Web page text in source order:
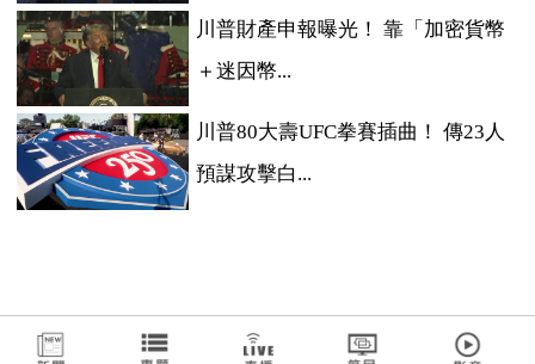
川普財產申報曝光！ 靠「加密貨幣
＋迷因幣...
川普80大壽UFC拳賽插曲！ 傳23人
預謀攻擊白...